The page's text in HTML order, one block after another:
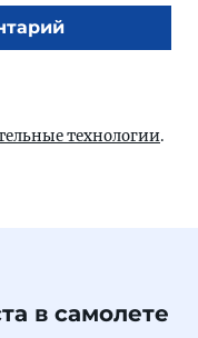
технологии.
в самолете